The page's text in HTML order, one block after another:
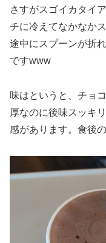
さすがスゴイカタイ
チに冷えてなかなか
途中にスプーンが折
ですwww
味はというと、チョ
厚なのに後味スッキ
感があります。食後